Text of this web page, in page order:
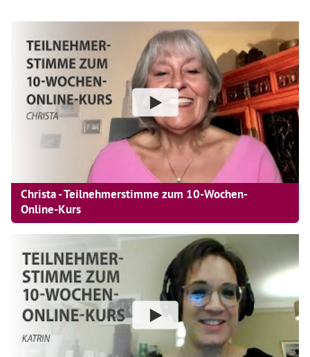
Christa - Teilnehmerstimme zum 10-Wochen-
Online-Kurs